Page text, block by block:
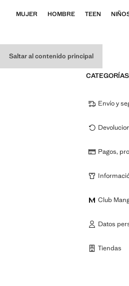
Saltar al contenido principal
MUJER HOMBRE TEEN
CATEGORÍAS
Envío y
Pagos,
Club
Datos
Tiendas